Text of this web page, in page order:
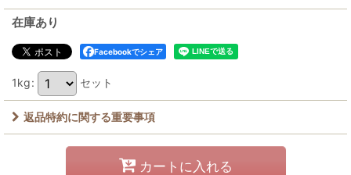
在庫あり
Facebookでシェア
1kg: セット
返品特約に関する重要事項
カートに入れる